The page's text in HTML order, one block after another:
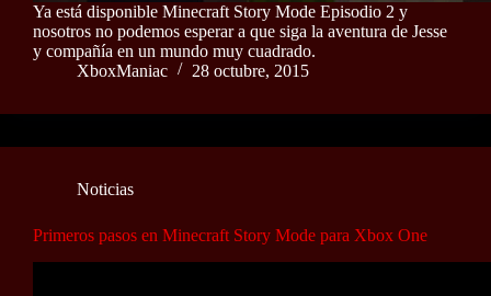
Ya está disponible Minecraft Story Mode Episodio 2 y
nosotros no podemos esperar a que siga la aventura de Jesse
y compañía en un mundo muy cuadrado.
XboxManiac
28 octubre, 2015
Noticias
Primeros pasos en Minecraft Story Mode para Xbox One